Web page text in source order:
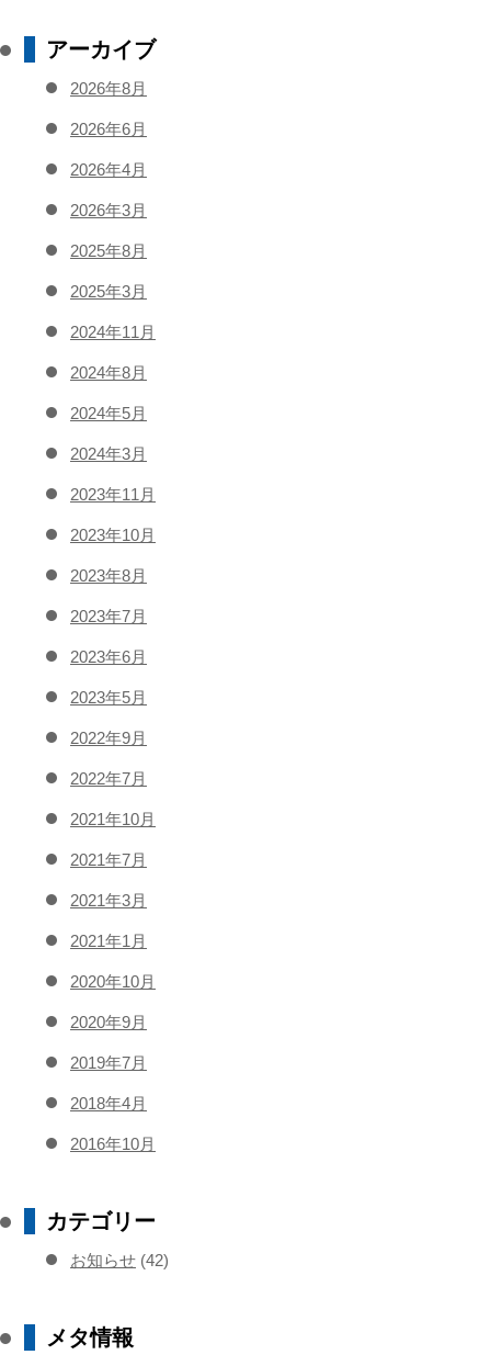
アーカイブ
2026年8月
2026年6月
2026年4月
2026年3月
2025年8月
2025年3月
2024年11月
2024年8月
2024年5月
2024年3月
2023年11月
2023年10月
2023年8月
2023年7月
2023年6月
2023年5月
2022年9月
2022年7月
2021年10月
2021年7月
2021年3月
2021年1月
2020年10月
2020年9月
2019年7月
2018年4月
2016年10月
カテゴリー
お知らせ (42)
メタ情報